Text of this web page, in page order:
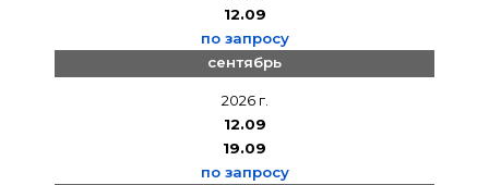
12.09
по запросу
сентябрь
2026 г.
12.09
19.09
по запросу